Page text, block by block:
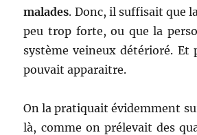
malades. Donc, il suffisait que
peu trop forte, ou que la
système veineux détérioré. Et
pouvait apparaitre.
On la pratiquait évidemment
là, comme on prélevait des